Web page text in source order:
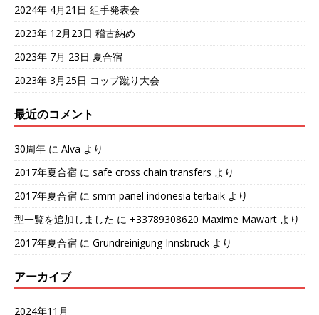
2024年 4月21日 組手発表会
2023年 12月23日 稽古納め
2023年 7月 23日 夏合宿
2023年 3月25日 コップ蹴り大会
最近のコメント
30周年 に Alva より
2017年夏合宿 に safe cross chain transfers より
2017年夏合宿 に smm panel indonesia terbaik より
型一覧を追加しました に +33789308620 Maxime Mawart より
2017年夏合宿 に Grundreinigung Innsbruck より
アーカイブ
2024年11月